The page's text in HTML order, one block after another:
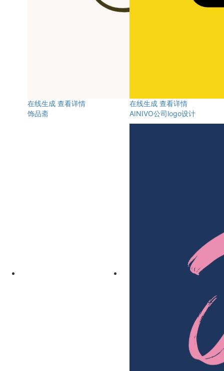
在线生成 查看详情
饰品斋
在线生成 查看详情
AINIVO公司logo设计